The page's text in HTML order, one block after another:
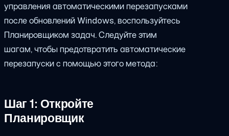
управления автоматическими перезапусками
после обновлений Windows, воспользуйтесь
Планировщиком задач. Следуйте этим
шагам, чтобы предотвратить автоматические
перезапуски с помощью этого метода:
Шаг 1: Откройте
Планировщик